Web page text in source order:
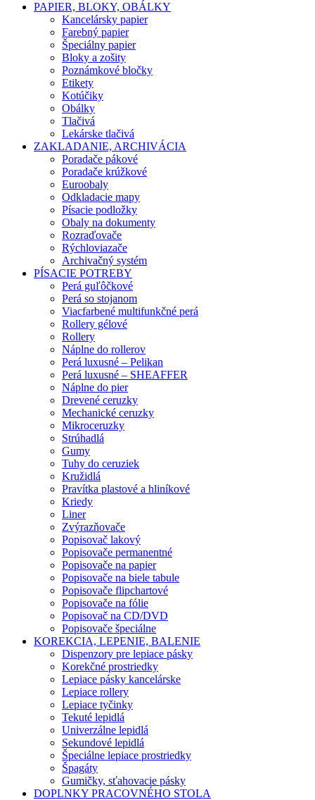
PAPIER, BLOKY, OBÁLKY
Kancelársky papier
Farebný papier
Špeciálny papier
Bloky a zošity
Poznámkové bločky
Etikety
Kotúčiky
Obálky
Tlačivá
Lekárske tlačivá
ZAKLADANIE, ARCHIVÁCIA
Poradače pákové
Poradače krúžkové
Euroobaly
Odkladacie mapy
Písacie podložky
Obaly na dokumenty
Rozraďovače
Rýchloviazače
Archivačný systém
PÍSACIE POTREBY
Perá guľôčkové
Perá so stojanom
Viacfarbené multifunkčné perá
Rollery gélové
Rollery
Náplne do rollerov
Perá luxusné – Pelikan
Perá luxusné – SHEAFFER
Náplne do pier
Drevené ceruzky
Mechanické ceruzky
Mikroceruzky
Strúhadlá
Gumy
Tuhy do ceruziek
Kružidlá
Pravítka plastové a hliníkové
Kriedy
Liner
Zvýrazňovače
Popisovač lakový
Popisovače permanentné
Popisovače na papier
Popisovače na biele tabule
Popisovače flipchartové
Popisovače na fólie
Popisovač na CD/DVD
Popisovače špeciálne
KOREKCIA, LEPENIE, BALENIE
Dispenzory pre lepiace pásky
Korekčné prostriedky
Lepiace pásky kancelárske
Lepiace rollery
Lepiace tyčinky
Tekuté lepidlá
Univerzálne lepidlá
Sekundové lepidlá
Špeciálne lepiace prostriedky
Špagáty
Gumičky, sťahovacie pásky
DOPLNKY PRACOVNÉHO STOLA